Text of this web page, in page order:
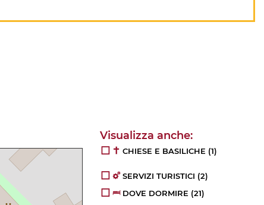
CHIESE E BASILICHE (1)
SERVIZI TURISTICI (2)
DOVE DORMIRE (21)